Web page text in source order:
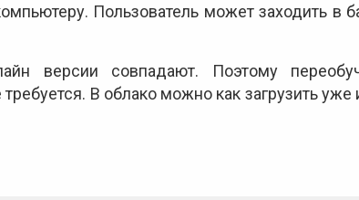
Пользователь может заходить в
версии совпадают. Поэтому
В облако можно как загрузить